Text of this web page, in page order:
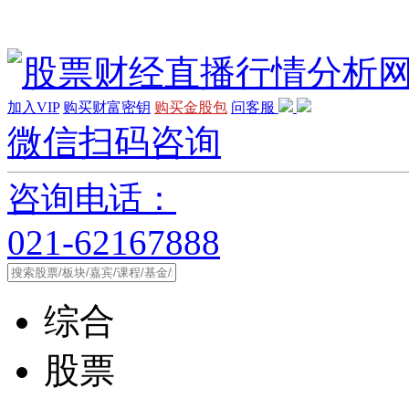
加入VIP 购买财富密钥 购买金股包 问客服
微信扫码咨询
咨询电话：
021-62167888
综合
股票